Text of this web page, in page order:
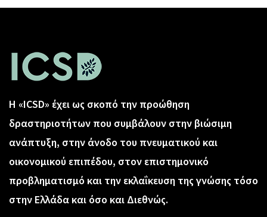
Η «ICSD» έχει ως σκοπό την προώθηση
δραστηριοτήτων που συμβάλουν στην βιώσιμη
ανάπτυξη, στην άνοδο του πνευματικού και
οικονομικού επιπέδου, στον επιστημονικό
προβληματισμό και την εκλαΐκευση της γνώσης τόσο
στην Ελλάδα και όσο και Διεθνώς.